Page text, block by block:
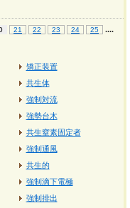
21 22 23 24 25 ....
矯正装置
共生体
強制対流
強勢台木
共生窒素固定者
強制通風
共生的
強制滴下電極
強制排出